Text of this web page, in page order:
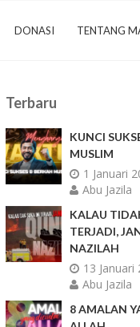
DONASI TENTANG
Terbaru
KUNCI
MUSLIM
1 Januari
Abu Jazila
KALAU
TERJADI,
NAZILAH
13 Januari
Abu Jazila
8 AMALAN